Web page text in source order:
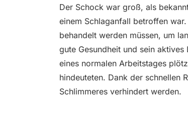
Der Schock war groß, als
einem Schlaganfall betroffen
behandelt werden müssen, um
gute Gesundheit und sein
eines normalen Arbeitstages
hindeuteten. Dank der schnellen
Schlimmeres verhindert werden.